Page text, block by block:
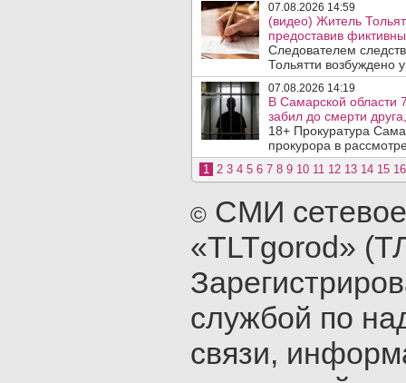
07.08.2026 14:59
(видео) Житель
предоставив
Следователем
Тольятти возбуждено
07.08.2026 14:19
В Самарской области
забил до смерти
18+ Прокуратура
прокурора в
1 2 3 4 5 6 7 8 9 10 11 12 13 14 15 16
© СМИ
«TLTgorod»
службой по
связи,